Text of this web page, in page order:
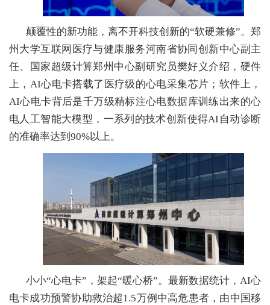
颠覆性的新功能，离不开科技创新的“软硬兼修”。郑
州大学互联网医疗与健康服务河南省协同创新中心副主
任、国家超级计算郑州中心副研究员樊好义介绍，硬件
上，AI心电卡搭载了医疗级的心电采集芯片；软件上，
AI心电卡背后是千万级精标注心电数据库训练出来的心
电人工智能大模型，一系列的技术创新使得AI自动诊断
的准确率达到90%以上。
小小“心电卡”，架起“暖心桥”。最新数据统计，AI心
电卡成功预警协助救治超1.5万例中高危患者，由中国移